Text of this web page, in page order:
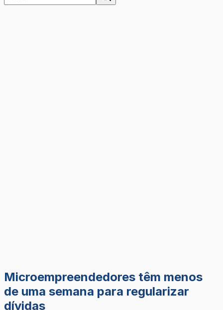
Microempreendedores têm menos
de uma semana para regularizar
dívidas